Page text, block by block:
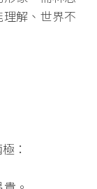
解、世界不
：